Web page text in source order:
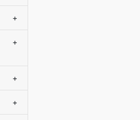
+
+
+
+